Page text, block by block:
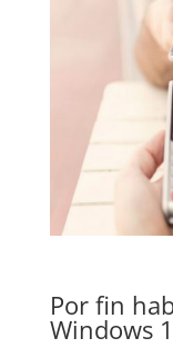
Por fin
Windows